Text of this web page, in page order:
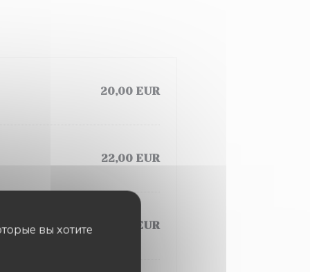
вы хотите
20,00 EUR
22,00 EUR
23,00 EUR